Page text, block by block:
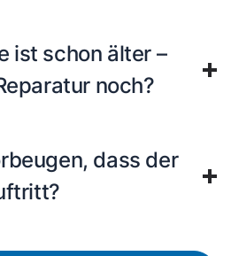
ist schon älter –
noch?
dass der